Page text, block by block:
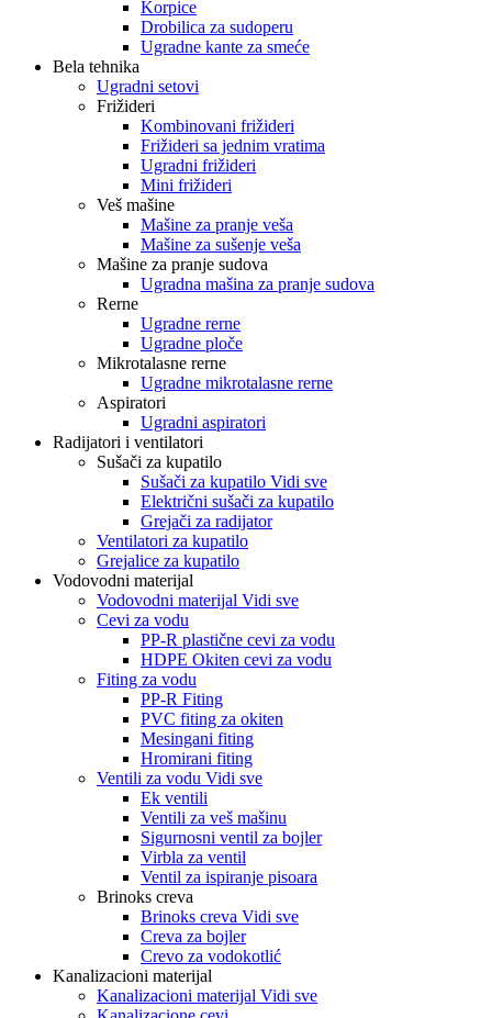
Korpice
Drobilica za sudoperu
Ugradne kante za smeće
Bela tehnika
Ugradni setovi
Frižideri
Kombinovani frižideri
Frižideri sa jednim vratima
Ugradni frižideri
Mini frižideri
Veš mašine
Mašine za pranje veša
Mašine za sušenje veša
Mašine za pranje sudova
Ugradna mašina za pranje sudova
Rerne
Ugradne rerne
Ugradne ploče
Mikrotalasne rerne
Ugradne mikrotalasne rerne
Aspiratori
Ugradni aspiratori
Radijatori i ventilatori
Sušači za kupatilo
Sušači za kupatilo Vidi sve
Električni sušači za kupatilo
Grejači za radijator
Ventilatori za kupatilo
Grejalice za kupatilo
Vodovodni materijal
Vodovodni materijal Vidi sve
Cevi za vodu
PP-R plastične cevi za vodu
HDPE Okiten cevi za vodu
Fiting za vodu
PP-R Fiting
PVC fiting za okiten
Mesingani fiting
Hromirani fiting
Ventili za vodu Vidi sve
Ek ventili
Ventili za veš mašinu
Sigurnosni ventil za bojler
Virbla za ventil
Ventil za ispiranje pisoara
Brinoks creva
Brinoks creva Vidi sve
Creva za bojler
Crevo za vodokotlić
Kanalizacioni materijal
Kanalizacioni materijal Vidi sve